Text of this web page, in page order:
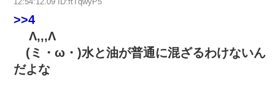
>>4
Λ,,,Λ
(ミ・ω・)水と油が普通に混ざるわけないん
だよな